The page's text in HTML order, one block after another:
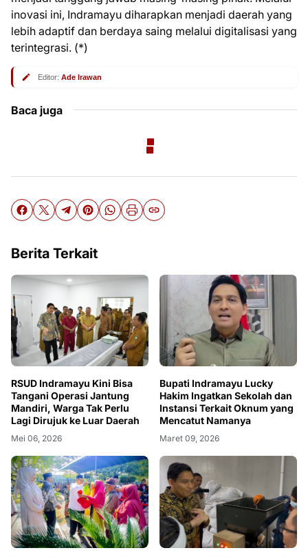
inovasi ini, Indramayu diharapkan menjadi daerah yang
lebih adaptif dan berdaya saing melalui digitalisasi yang
terintegrasi. (*)
Editor: Ade Irawan
Baca juga
Berita Terkait
RSUD Indramayu Kini Bisa
Tangani Operasi Jantung
Mandiri, Warga Tak Perlu
Lagi Dirujuk ke Luar Daerah
Mei 06, 2026
Bupati Indramayu Lucky
Hakim Ingatkan Sekolah dan
Instansi Terkait Oknum yang
Mencatut Namanya
Maret 09, 2026